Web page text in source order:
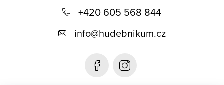
+420 605 568 844
info@hudebnikum.cz